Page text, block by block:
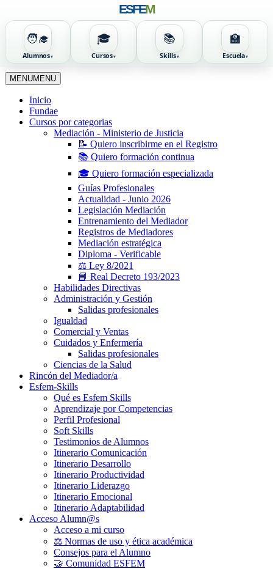
ESFEM
🧑‍🎓
Alumnos
🎓
Cursos
📚
Skills
🏫
Escuela
Ir
al
contenido
MENUMENU
Inicio
Fundae
Cursos por categorias
Mediación - Ministerio de Justicia
📝 Quiero inscribirme en el Registro
📚 Quiero formación continua
🎓 Quiero formación especializada
Guías Profesionales
Actualidad - Junio 2026
Legislación Mediación
Entrenamiento del Mediador
Registros de Mediadores
Mediación estratégica
Diploma - Verificable
⚖️ Ley 8/2021
📘 Real Decreto 193/2023
Habilidades Directivas
Administración y Gestión
Salidas profesionales
Igualdad
Comercial y Ventas
Cuidados y Enfermería
Salidas profesionales
Ciencias de la Salud
Rincón del Mediador/a
Esfem-Skills
Qué es Esfem Skills
Aprendizaje por Competencias
Perfil Profesional
Soft Skills
Testimonios de Alumnos
Itinerario Comunicación
Itinerario Desarrollo
Itinerario Productividad
Itinerario Liderazgo
Itinerario Emocional
Itinerario Adaptabilidad
Acceso Alumn@s
Acceso a mi curso
⚖️ Normas de uso y ética académica
Consejos para el Alumno
🤝 Comunidad ESFEM